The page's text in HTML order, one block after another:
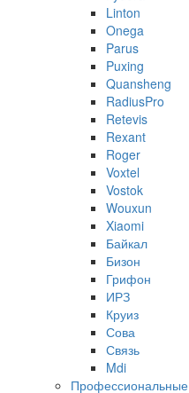
Linton
Onega
Parus
Puxing
Quansheng
RadiusPro
Retevis
Rexant
Roger
Voxtel
Vostok
Wouxun
Xiaomi
Байкал
Бизон
Грифон
ИРЗ
Круиз
Сова
Связь
Mdi
Профессиональные